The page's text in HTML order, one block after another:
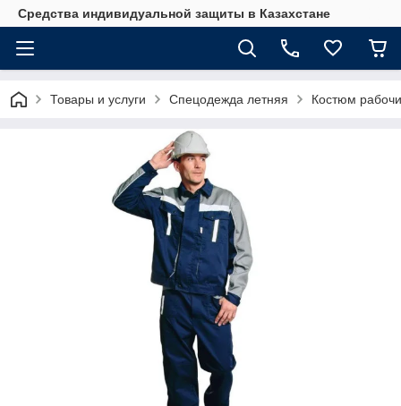
Средства индивидуальной защиты в Казахстане
Товары и услуги Спецодежда летняя Костюм